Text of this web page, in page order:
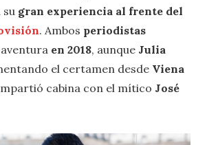
su gran experiencia al frente del
. Ambos periodistas
en 2018, aunque Julia
el certamen desde Viena
cabina con el mítico José